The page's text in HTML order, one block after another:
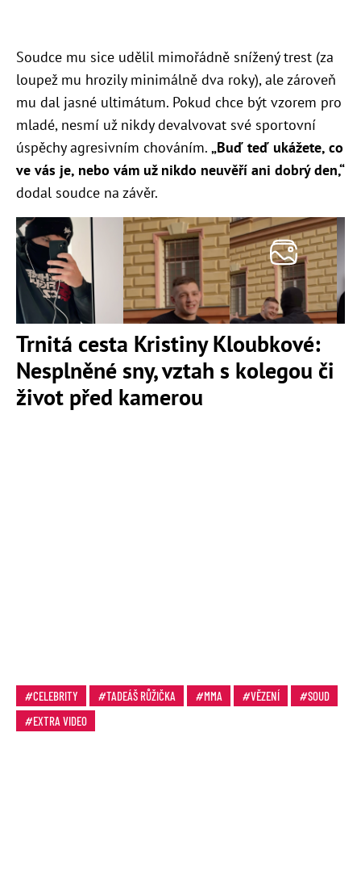
Soudce mu sice udělil mimořádně snížený trest (za
loupež mu hrozily minimálně dva roky), ale zároveň
mu dal jasné ultimátum. Pokud chce být vzorem pro
mladé, nesmí už nikdy devalvovat své sportovní
úspěchy agresivním chováním. „Buď teď ukážete, co
ve vás je, nebo vám už nikdo neuvěří ani dobrý den,“
dodal soudce na závěr.
Trnitá cesta Kristiny Kloubkové:
Nesplněné sny, vztah s kolegou či
život před kamerou
CELEBRITY TADEÁŠ RŮŽIČKA MMA VĚZENÍ
SOUD
EXTRA VIDEO